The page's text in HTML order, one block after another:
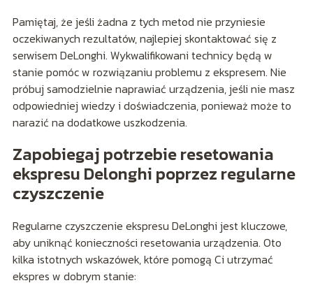
Pamiętaj, że jeśli żadna z tych metod nie przyniesie
oczekiwanych rezultatów, najlepiej skontaktować się z
serwisem DeLonghi. Wykwalifikowani technicy będą w
stanie pomóc w rozwiązaniu problemu z ekspresem. Nie
próbuj samodzielnie naprawiać urządzenia, jeśli nie masz
odpowiedniej wiedzy i doświadczenia, ponieważ może to
narazić na dodatkowe uszkodzenia.
Zapobiegaj potrzebie resetowania
ekspresu Delonghi poprzez regularne
czyszczenie
Regularne czyszczenie ekspresu DeLonghi jest kluczowe,
aby uniknąć konieczności resetowania urządzenia. Oto
kilka istotnych wskazówek, które pomogą Ci utrzymać
ekspres w dobrym stanie: